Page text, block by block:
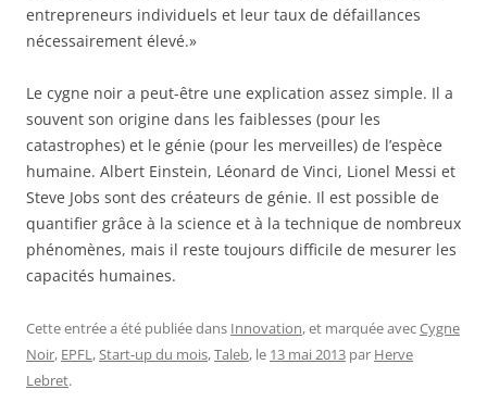
entrepreneurs individuels et leur taux de défaillances
nécessairement élevé.»
Le cygne noir a peut-être une explication assez simple. Il a
souvent son origine dans les faiblesses (pour les
catastrophes) et le génie (pour les merveilles) de l’espèce
humaine. Albert Einstein, Léonard de Vinci, Lionel Messi et
Steve Jobs sont des créateurs de génie. Il est possible de
quantifier grâce à la science et à la technique de nombreux
phénomènes, mais il reste toujours difficile de mesurer les
capacités humaines.
Cette entrée a été publiée dans Innovation, et marquée avecCygne
Noir, EPFL,Start-up du mois,Taleb, le 13 mai 2013 par Herve
Lebret.